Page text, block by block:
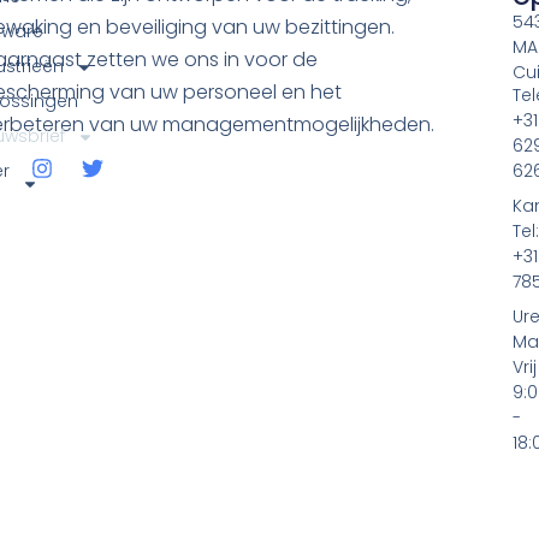
en beveiliging van uw bezittingen.
zetten we ons in voor de
van uw personeel en het
van uw managementmogelijkheden.
MA
Tel:
Vrij
-